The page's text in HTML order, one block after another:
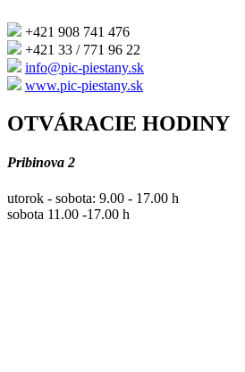
+421 908 741 476
+421 33 / 771 96 22
info@pic-piestany.sk
www.pic-piestany.sk
OTVÁRACIE HODINY
Pribinova 2
utorok - sobota: 9.00 - 17.00 h
sobota 11.00 -17.00 h